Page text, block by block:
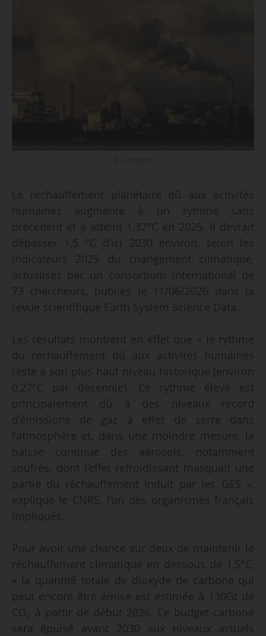
Le réchauffement planétaire dû aux activités
humaines augmente à un rythme sans
précédent et a atteint 1,37°C en 2025. Il devrait
dépasser 1,5 °C d’ici 2030 environ, selon les
indicateurs 2025 du changement climatique,
actualisés par un consortium international de
73 chercheurs, publiés le 11/06/2026 dans la
revue scientifique Earth System Science Data.
Les résultats montrent en effet que « le rythme
du réchauffement dû aux activités humaines
reste à son plus haut niveau historique (environ
0,27°C par décennie). Ce rythme élevé est
principalement dû à des niveaux record
d’émissions de gaz à effet de serre dans
l’atmosphère et, dans une moindre mesure, la
baisse continue des aérosols, notamment
soufrés, dont l’effet refroidissant masquait une
partie du réchauffement induit par les GES »,
explique le CNRS, l’un des organismes français
impliqués.
Pour avoir une chance sur deux de maintenir le
réchauffement climatique en dessous de 1,5°C,
« la quantité totale de dioxyde de carbone qui
peut encore être émise est estimée à 130Gt de
CO₂ à partir de début 2026. Ce budget carbone
sera épuisé avant 2030 aux niveaux actuels